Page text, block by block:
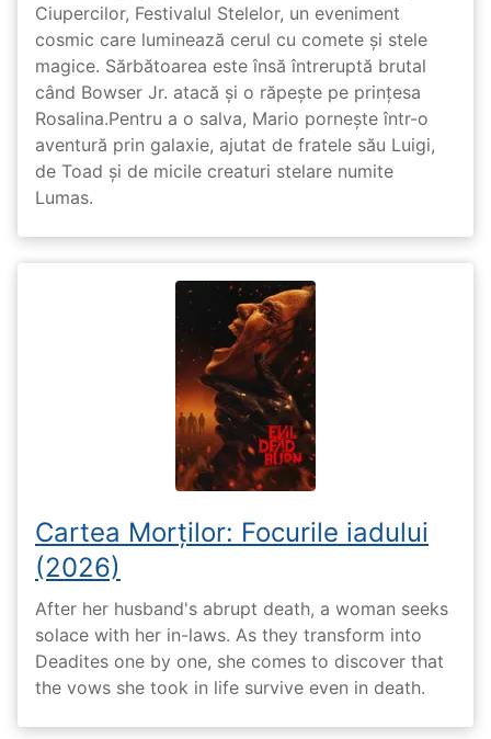
Ciupercilor, Festivalul Stelelor, un eveniment
cosmic care luminează cerul cu comete și stele
magice. Sărbătoarea este însă întreruptă brutal
când Bowser Jr. atacă și o răpește pe prinţesa
Rosalina.Pentru a o salva, Mario pornește într-o
aventură prin galaxie, ajutat de fratele său Luigi,
de Toad și de micile creaturi stelare numite
Lumas.
Cartea Morților: Focurile iadului
(2026)
After her husband's abrupt death, a woman seeks
solace with her in-laws. As they transform into
Deadites one by one, she comes to discover that
the vows she took in life survive even in death.